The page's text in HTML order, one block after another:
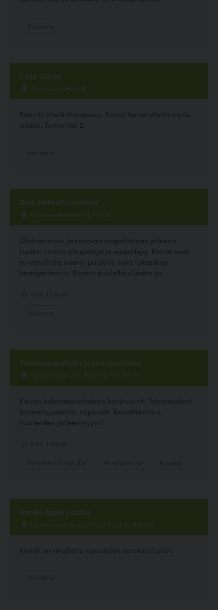
Cafe Gloria
Tunnelitie 2, Helsinki
Kahvila Etelä-Haagassa. Koirat tervetulleita myös
sisälle. Tunnelitie 2.
Dom Mikkeli ravintola
Porrassalmenkatu 31, Mikkeli
Olutravintola ja savolais-napolilainen pitseria.
Lisäksi listalla alkupaloja ja salaatteja. Koirat ovat
tervetulleita baarin puolelle sekä takapihan
beergardeniin. Baarin puolella oluiden ja...
Trimmauspalvelu ja koirahieronta
Opastinkatu 1 , v17, 95420 Tornio, Tornio
Koiran kokonaisvaltainen hyvinvointi. Trimmaukset
koneella,saksilla, nypinnät. Koirahieronta,
tuotteiden jälleenmyynti.
Hanko Aasia Lauttis
Lauttasaarentie 28, 00200 Helsinki, Helsinki
Koirat tervetulleita ravintolan asiakastiloihin.